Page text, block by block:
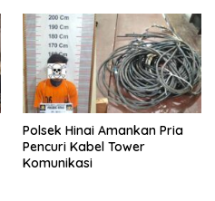
Polsek Hinai Amankan Pria
Pencuri Kabel Tower
Komunikasi